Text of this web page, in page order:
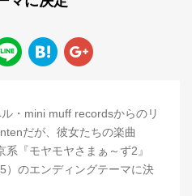
・mini muff recordsからのリ
だが、彼女たちの楽曲
系『モヤモヤさまぁ～ず2』
）のエンディングテーマに決